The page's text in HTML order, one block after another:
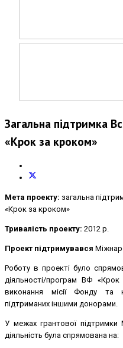
Загальна підтримка
«Крок за кроком»
Мета проекту: загальна
«Крок за кроком»
Тривалість проекту: 2012 р.
Проект підтримувався
Роботу в проекті було
діяльності/програм ВФ
виконання місії Фонду та
підтриманих іншими донорами.
У межах грантової
діяльність була спрямована на: